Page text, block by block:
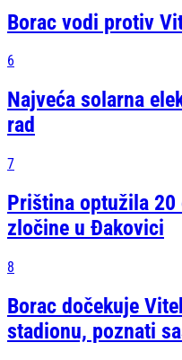
Borac vodi protiv
6
Najveća solarna
rad
7
Priština optužila 20
zločine u Đakovici
8
Borac dočekuje
stadionu, poznati